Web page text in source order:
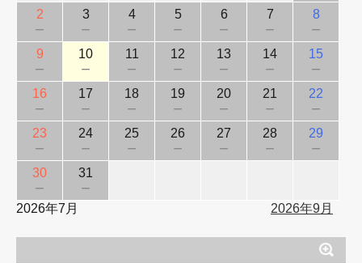
2
－
3
－
4
－
5
－
6
－
7
－
8
－
9
－
10
－
11
－
12
－
13
－
14
－
15
－
16
－
17
－
18
－
19
－
20
－
21
－
22
－
23
－
24
－
25
－
26
－
27
－
28
－
29
－
30
－
31
－
2026年7月 2026年9月